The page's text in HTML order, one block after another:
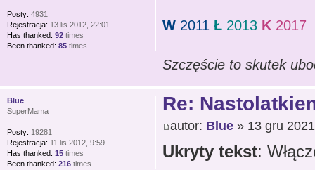
W2011 Ł2013 K2017
Szczęście to skutek
Posty: 4931
Rejestracja: 13 lis 2012, 22:01
Has thanked: 92 times
Been thanked: 85 times
Re:
autor: Blue» 13 gru
Ukryty tekst:
Blue
SuperMama
Posty: 19281
Rejestracja: 11 lis 2012, 9:59
Has thanked: 15 times
Been thanked: 216 times